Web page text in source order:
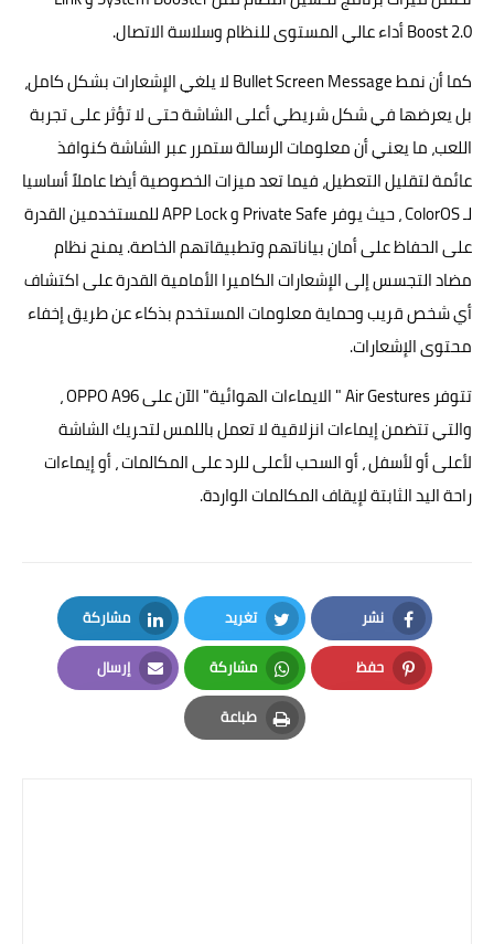
Boost 2.0 أداء عالي المستوى للنظام وسلاسة الاتصال.
كما أن نمط Bullet Screen Message لا يلغي الإشعارات بشكل كامل،
بل يعرضها في شكل شريطي أعلى الشاشة حتى لا تؤثر على تجربة
اللعب، ما يعني أن معلومات الرسالة ستمرر عبر الشاشة كنوافذ
عائمة لتقليل التعطيل، فيما تعد ميزات الخصوصية أيضا عاملاً أساسيا
لـ ColorOS ، حيث يوفر Private Safe و APP Lock للمستخدمين القدرة
على الحفاظ على أمان بياناتهم وتطبيقاتهم الخاصة. يمنح نظام
مضاد التجسس إلى الإشعارات الكاميرا الأمامية القدرة على اكتشاف
أي شخص قريب وحماية معلومات المستخدم بذكاء عن طريق إخفاء
محتوى الإشعارات.
تتوفر Air Gestures " الايماءات الهوائية" الآن على OPPO A96 ،
والتي تتضمن إيماءات انزلاقية لا تعمل باللمس لتحريك الشاشة
لأعلى أو لأسفل ، أو السحب لأعلى للرد على المكالمات ، أو إيماءات
راحة اليد الثابتة لإيقاف المكالمات الواردة.
نشر
Facebook
تغريد
Twitter
مشاركة
LinkedIn
حفظ
Pinterest
مشاركة
Whatsapp
إرسال
Email
طباعة
Print